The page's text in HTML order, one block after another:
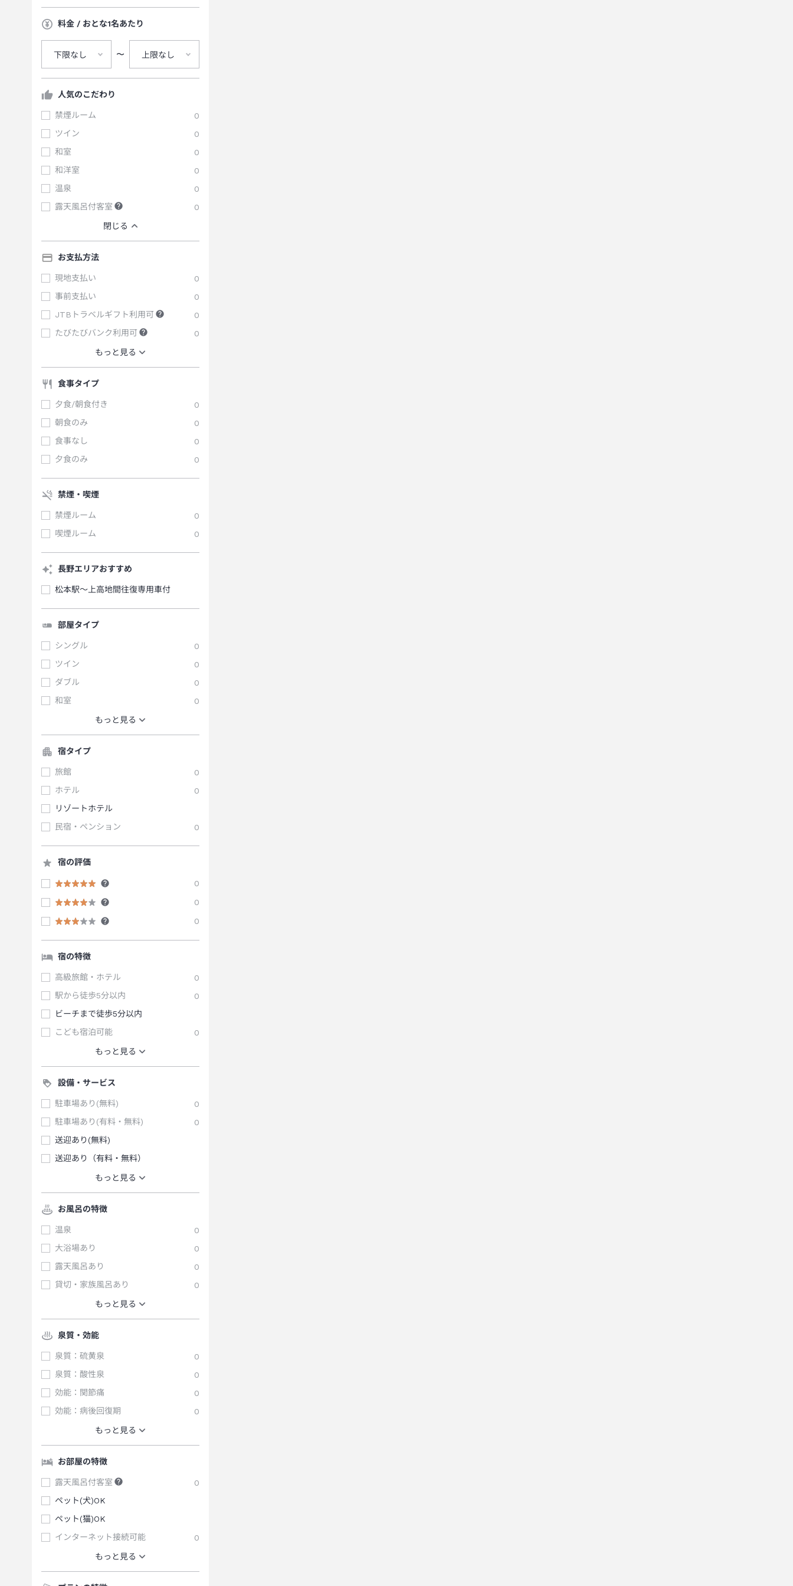
料金 / おとな1名あたり
下限なし 〜 上限なし
人気のこだわり
禁煙ルーム
0
ツイン
0
和室
0
和洋室
0
温泉
0
露天風呂付客室
0
閉じる
お支払方法
現地支払い
0
事前支払い
0
JTBトラベルギフト利用可
0
たびたびバンク利用可
0
もっと見る
食事タイプ
夕食/朝食付き
0
朝食のみ
0
食事なし
0
夕食のみ
0
禁煙・喫煙
禁煙ルーム
0
喫煙ルーム
0
長野エリアおすすめ
松本駅～上高地間往復専用車付
部屋タイプ
シングル
0
ツイン
0
ダブル
0
和室
0
もっと見る
宿タイプ
旅館
0
ホテル
0
リゾートホテル
民宿・ペンション
0
宿の評価
0
0
0
宿の特徴
高級旅館・ホテル
0
駅から徒歩5分以内
0
ビーチまで徒歩5分以内
こども宿泊可能
0
もっと見る
設備・サービス
駐車場あり(無料)
0
駐車場あり(有料・無料)
0
送迎あり(無料)
送迎あり（有料・無料）
もっと見る
お風呂の特徴
温泉
0
大浴場あり
0
露天風呂あり
0
貸切・家族風呂あり
0
もっと見る
泉質・効能
泉質：硫黄泉
0
泉質：酸性泉
0
効能：関節痛
0
効能：病後回復期
0
もっと見る
お部屋の特徴
露天風呂付客室
0
ペット(犬)OK
ペット(猫)OK
インターネット接続可能
0
もっと見る